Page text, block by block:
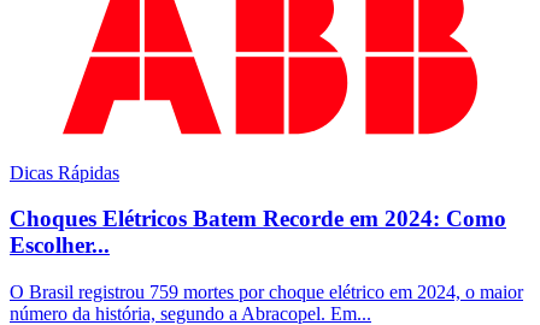
Dicas Rápidas
Choques Elétricos Batem Recorde em 2024: Como
Escolher...
O Brasil registrou 759 mortes por choque elétrico em 2024, o maior
número da história, segundo a Abracopel. Em...